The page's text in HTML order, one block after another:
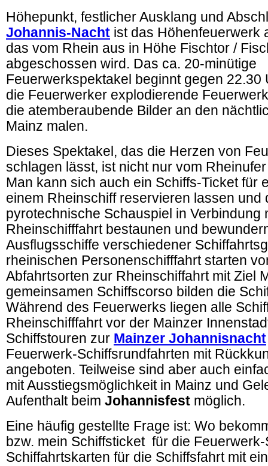
Höhepunkt, festlicher Ausklang und
Johannis-Nacht ist das Höhenfeuerwerk
das vom Rhein aus in Höhe Fischtor /
abgeschossen wird. Das ca. 20-minütige
Feuerwerkspektakel beginnt gegen 22.30
die Feuerwerker explodierende
die atemberaubende Bilder an den
Mainz malen.
Dieses Spektakel, das die Herzen von
schlagen lässt, ist nicht nur vom
Man kann sich auch ein Schiffs-Ticket für
einem Rheinschiff reservieren lassen und
pyrotechnische Schauspiel in Verbindung
Rheinschifffahrt bestaunen und
Ausflugsschiffe verschiedener
rheinischen Personenschifffahrt starten
Abfahrtsorten zur Rheinschiffahrt mit Ziel
gemeinsamen Schiffscorso bilden die
Während des Feuerwerks liegen alle
Rheinschifffahrt vor der Mainzer
Schiffstouren zur Mainzer Johannisnacht
Feuerwerk-Schiffsrundfahrten mit
angeboten. Teilweise sind aber auch
mit Ausstiegsmöglichkeit in Mainz und
Aufenthalt beim Johannisfest möglich.
Eine häufig gestellte Frage ist: Wo
bzw. mein Schiffsticket für die
Schiffahrtskarten für die Schiffsfahrt mit